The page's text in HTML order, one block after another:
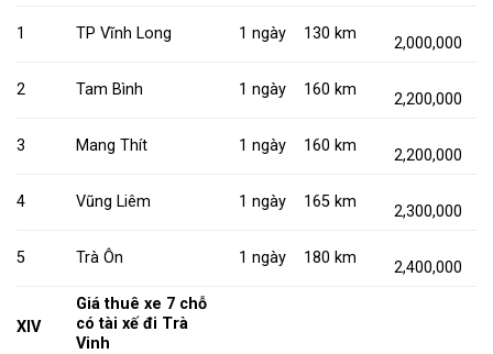
1 TP Vĩnh Long 1 ngày 130 km
2,000,000
2 Tam Bình 1 ngày 160 km
2,200,000
3 Mang Thít 1 ngày 160 km
2,200,000
4 Vũng Liêm 1 ngày 165 km
2,300,000
5 Trà Ôn 1 ngày 180 km
2,400,000
XIV
Giá thuê xe 7 chỗ
có tài xế đi Trà
Vinh